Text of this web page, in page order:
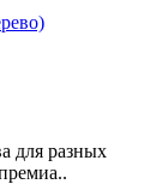
для разных